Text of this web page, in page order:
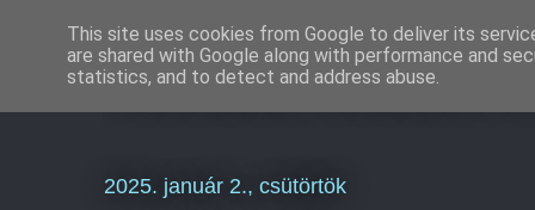
Weboldal készítés
2025. január 2., csütörtök
This site uses cookies from Google to deliver its
are shared with Google along with performance and
statistics, and to detect and address abuse.